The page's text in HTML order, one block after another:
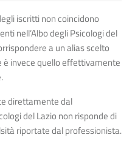
iscritti non coincidono
nell’Albo degli Psicologi del
a un alias scelto
invece quello effettivamente
direttamente dal
del Lazio non risponde di
riportate dal professionista.